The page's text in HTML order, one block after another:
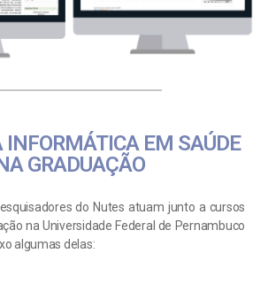
INFORMÁTICA EM SAÚDE
GRADUAÇÃO
do Nutes atuam junto a cursos
na Universidade Federal de Pernambuco
algumas delas: